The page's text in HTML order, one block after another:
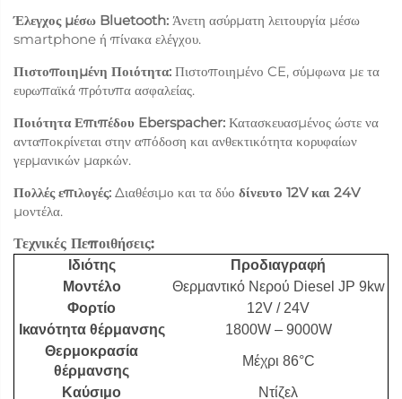
Έλεγχος μέσω Bluetooth: Άνετη ασύρματη λειτουργία μέσω
smartphone ή πίνακα ελέγχου.
Πιστοποιημένη Ποιότητα: Πιστοποιημένο CE, σύμφωνα με τα
ευρωπαϊκά πρότυπα ασφαλείας.
Ποιότητα Επιπέδου Eberspacher: Κατασκευασμένος ώστε να
ανταποκρίνεται στην απόδοση και ανθεκτικότητα κορυφαίων
γερμανικών μαρκών.
Πολλές επιλογές: Διαθέσιμο και τα δύο δίνευτο 12V και 24V
μοντέλα.
Τεχνικές Πεποιθήσεις:
Ιδιότης
Προδιαγραφή
Μοντέλο
Θερμαντικό Νερού Diesel JP 9kw
Φορτίο
12V / 24V
Ικανότητα θέρμανσης
1800W – 9000W
Θερμοκρασία
θέρμανσης
Μέχρι 86°C
Καύσιμο Ντίζελ